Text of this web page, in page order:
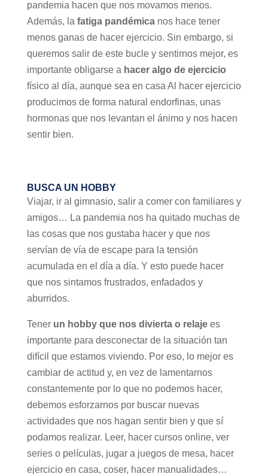
pandemia hacen que nos movamos menos.
Además, la fatiga pandémicanos hace tener
menos ganas de hacer ejercicio. Sin embargo, si
queremos salir de este bucle y sentirnos mejor, es
importante obligarse a hacer algo de ejercicio
físico al día, aunque sea en casa Al hacer ejercicio
producimos de forma natural endorfinas, unas
hormonas que nos levantan el ánimo y nos hacen
sentir bien.
BUSCA UN HOBBY
Viajar, ir al gimnasio, salir a comer con familiares y
amigos… La pandemia nos ha quitado muchas de
las cosas que nos gustaba hacer y que nos
servían de vía de escape para la tensión
acumulada en el día a día. Y esto puede hacer
que nos sintamos frustrados, enfadados y
aburridos.
Tener un hobby que nos divierta o relajees
importante para desconectar de la situación tan
difícil que estamos viviendo. Por eso, lo mejor es
cambiar de actitud y, en vez de lamentarnos
constantemente por lo que no podemos hacer,
debemos esforzarnos por buscar nuevas
actividades que nos hagan sentir bien y que sí
podamos realizar. Leer, hacer cursos online, ver
series o películas, jugar a juegos de mesa, hacer
ejercicio en casa, coser, hacer manualidades…